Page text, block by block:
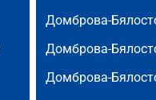
Домброва-
Домброва-
Домброва-